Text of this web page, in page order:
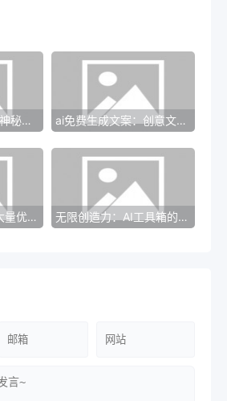
[ai写作助手网址]的神秘创意之旅 ai免费生成文案：创意文案生成与未来科技
文章生成器：撰写大量优质内容的敏捷工具 无限创造力：AI工具箱的真实魔力